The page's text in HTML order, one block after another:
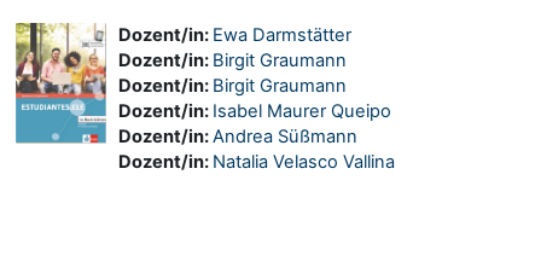
Dozent/in: Ewa Darmstätter
Dozent/in: Birgit Graumann
Dozent/in: Birgit Graumann
Dozent/in: Isabel Maurer Queipo
Dozent/in:Andrea Süßmann
Dozent/in: Natalia Velasco Vallina